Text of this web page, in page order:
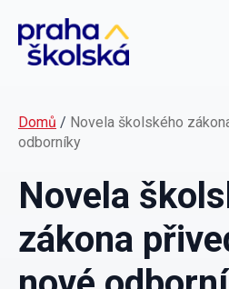
Domů / Novela školského
odborníky
Novela
zákona